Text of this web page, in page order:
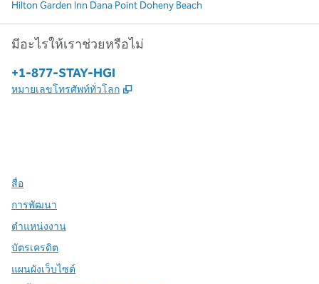
Hilton Garden Inn Dana Point Doheny Beach
มีอะไรให้เราช่วยหรือไม่
โทรศัพท์:
+1-877-STAY-HGI
หมายเลขโทรศัพท์ทั่วโลก ,
สื่อ
การพัฒนา
ตำแหน่งงาน
บัตรเครดิต
แผนผังเว็บไซต์